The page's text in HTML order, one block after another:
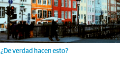
¿De verdad hacen esto?